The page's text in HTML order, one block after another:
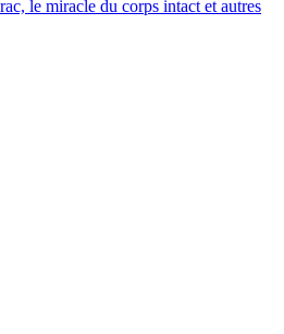
le miracle du corps intact et autres